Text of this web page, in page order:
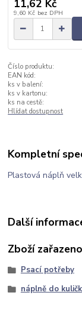
11,62 Kč
9,60 Kč bez DPH
Číslo produktu:
EAN kód:
ks v balení:
ks v kartonu:
ks na cestě:
Hlídat dostupnost
Kompletní
Plastová náplň
Další
Zboží
Psací potřeby
náplně do